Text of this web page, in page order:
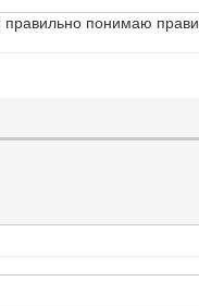
правильно понимаю